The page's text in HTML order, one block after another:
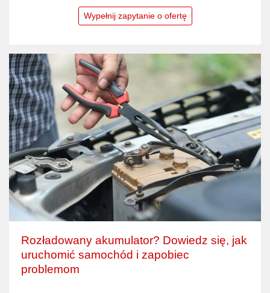
Wypełnij zapytanie o ofertę
Rozładowany akumulator? Dowiedz się, jak
uruchomić samochód i zapobiec
problemom